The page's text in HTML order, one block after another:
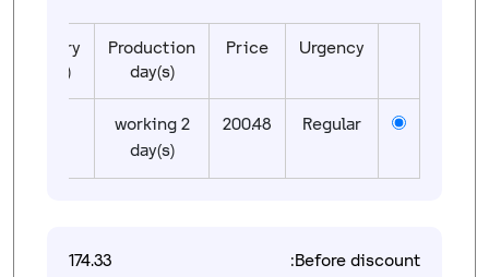
Urgency
Price
Production
day(s)
Delivery
day(s)
Regular
200.48
2 working
day(s)
Before discount:
174.33